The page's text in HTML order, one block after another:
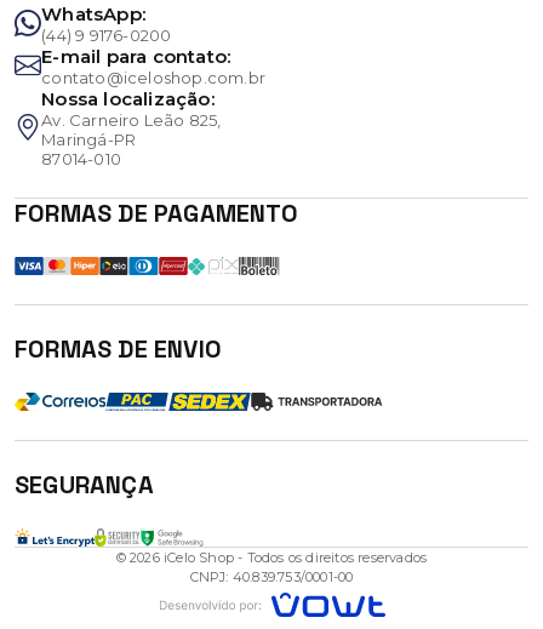
WhatsApp:
(44) 9 9176-0200
E-mail para contato:
contato@iceloshop.com.br
Nossa localização:
Av. Carneiro Leão 825,
Maringá-PR
87014-010
FORMAS DE PAGAMENTO
FORMAS DE ENVIO
SEGURANÇA
© 2026 iCelo Shop - Todos os direitos reservados
CNPJ: 40.839.753/0001-00